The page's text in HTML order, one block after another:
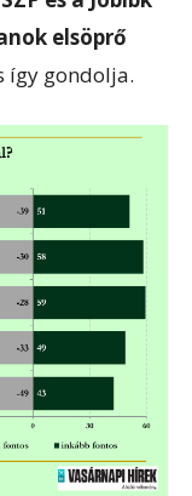
elsöprő
így gondolja.